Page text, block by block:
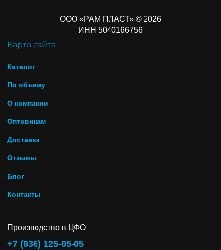
ООО «РАМ ПЛАСТ» © 2026
ИНН 5040166756
Карта сайта
Каталог
По объему
О компании
Оптовикам
Доставка
Отзывы
Блог
Контакты
Производство в ЦФО
+7 (936) 125-05-05